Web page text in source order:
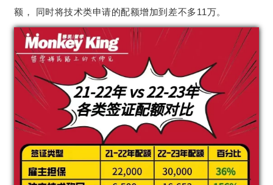
额， 同时将技术类申请的配额增加到差不多11万。